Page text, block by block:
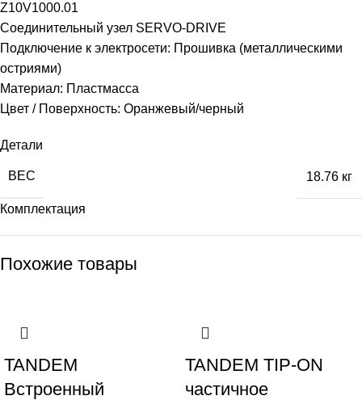
Z10V1000.01
Соединительный узел SERVO-DRIVE
Подключение к электросети: Прошивка (металлическими
остриями)
Материал: Пластмасса
Цвет / Поверхность: Оранжевый/черный
Детали
ВЕС 18.76 кг
Комплектация
Похожие товары
TANDEM
Встроенный
TANDEM TIP-ON
частичное